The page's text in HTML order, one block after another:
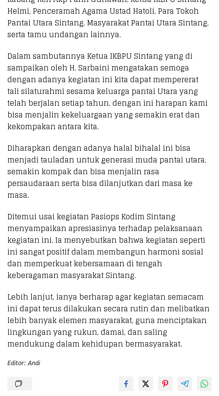
Helmi, Penceramah Agama Ustad Hatoli, Para Tokoh
Pantai Utara Sintang, Masyarakat Pantai Utara Sintang,
serta tamu undangan lainnya.
Dalam sambutannya Ketua IKBPU Sintang yang di
sampaikan oleh H. Sarbaini mengatakan semoga
dengan adanya kegiatan ini kita dapat mempererat
tali silaturahmi sesama keluarga pantai Utara yang
telah berjalan setiap tahun, dengan ini harapan kami
bisa menjalin kekeluargaan yang semakin erat dan
kekompakan antara kita.
Diharapkan dengan adanya halal bihalal ini bisa
menjadi tauladan untuk generasi muda pantai utara,
semakin kompak dan bisa menjalin rasa
persaudaraan serta bisa dilanjutkan dari masa ke
masa.
Ditemui usai kegiatan Pasiops Kodim Sintang
menyampaikan apresiasinya terhadap pelaksanaan
kegiatan ini. Ia menyebutkan bahwa kegiatan seperti
ini sangat positif dalam membangun harmoni sosial
dan memperkuat kebersamaan di tengah
keberagaman masyarakat Sintang.
Lebih lanjut, ianya berharap agar kegiatan semacam
ini dapat terus dilakukan secara rutin dan melibatkan
lebih banyak elemen masyarakat, guna menciptakan
lingkungan yang rukun, damai, dan saling
mendukung dalam kehidupan bermasyarakat.
Editor: Andi